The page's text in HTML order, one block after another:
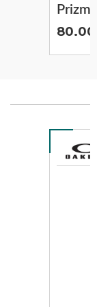
Prizm
80.00